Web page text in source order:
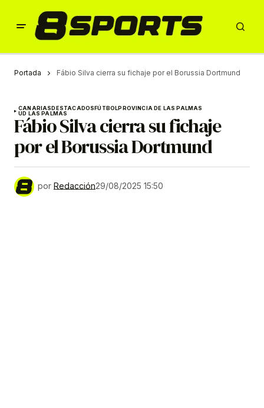
Portada Fábio Silva cierra su fichaje por el Borussia Dortmund
CANARIASDESTACADOSFÚTBOLPROVINCIA DE LAS PALMAS
UD LAS PALMAS
Fábio Silva cierra su fichaje
por el Borussia Dortmund
por Redacción29/08/2025 15:50